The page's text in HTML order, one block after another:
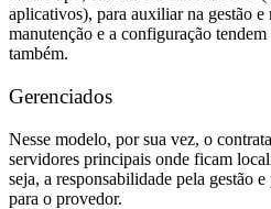
aplicativos), para auxiliar na gestão
manutenção e a configuração
também.
Gerenciados
Nesse modelo, por sua vez, o
servidores principais onde ficam
seja, a responsabilidade pela gestão
para o provedor.